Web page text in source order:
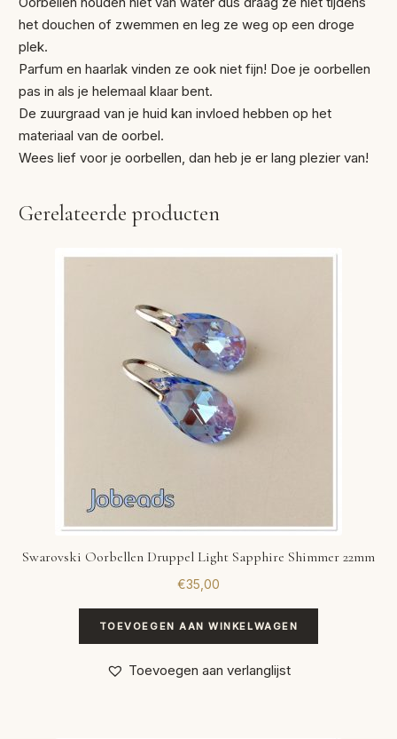
het douchen of zwemmen en leg ze weg op een droge
plek.
Parfum en haarlak vinden ze ook niet fijn! Doe je oorbellen
pas in als je helemaal klaar bent.
De zuurgraad van je huid kan invloed hebben op het
materiaal van de oorbel.
Wees lief voor je oorbellen, dan heb je er lang plezier van!
Gerelateerde producten
Swarovski Oorbellen Druppel Light Sapphire Shimmer 22mm
€35,00
TOEVOEGEN AAN WINKELWAGEN
Toevoegen aan verlanglijst